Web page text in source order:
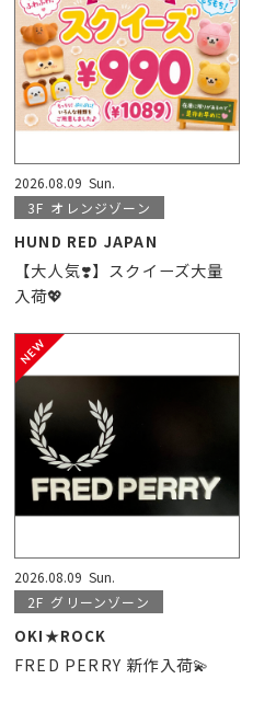
2026.08.09 Sun.
3F オレンジゾーン
HUND RED JAPAN
【大人気❣️】スクイーズ大量
入荷💖
2026.08.09 Sun.
2F グリーンゾーン
OKI★ROCK
FRED PERRY 新作入荷💫